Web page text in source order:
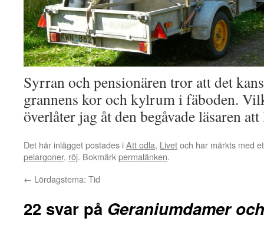
Syrran och pensionären tror att det
grannens kor och kylrum i fäboden.
överlåter jag åt den begåvade läsaren
Det här inlägget postades iAtt odla, Livetoch har märkts med
pelargoner, röj. Bokmärkpermalänken.
← Lördagstema: Tid
22 svar på Geraniumdamer